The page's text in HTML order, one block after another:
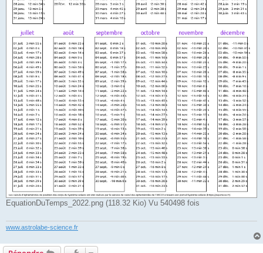
EquationDuTemps_2022.png (118.32 Kio) Vu 540498 fois
www.astrolabe-science.fr